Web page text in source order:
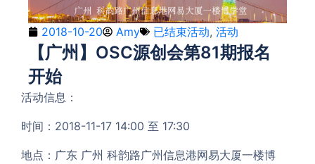
2018-10-20 Amy 已结束活动, 活动
【广州】OSC源创会第81期报名
开始
活动信息：
时间：2018-11-17 14:00 至 17:30
地点：广东 广州 科韵路广州信息港网易大厦一楼博